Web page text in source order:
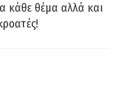
κάθε θέμα αλλά και